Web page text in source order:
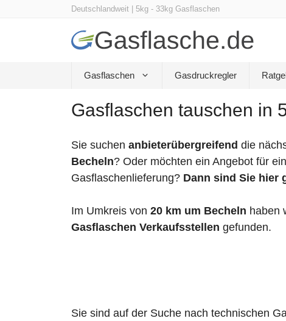
Deutschlandweit | 5kg - 33kg Gasflaschen
Gasflaschen Gasdruckregler
Gasflaschen tauschen in
Sie suchen anbieterübergreifend die
Becheln? Oder möchten ein Angebot für
Gasflaschenlieferung? Dann sind Sie hier
Im Umkreis von 20 km um Becheln haben
Gasflaschen Verkaufsstellen gefunden.
Sie sind auf der Suche nach technischen